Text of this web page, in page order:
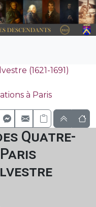
(1621-1691)
à Paris
Quatre-